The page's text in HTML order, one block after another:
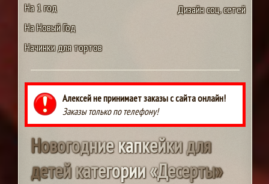
На 1 год
На Новый Год
Начинки для тортов
Дизайн соц. сетей
Алексей не принимает заказы с сайта онлайн!
Заказы только по телефону!
Новогодниекапкейкидля
детейкатегории«Десерты»